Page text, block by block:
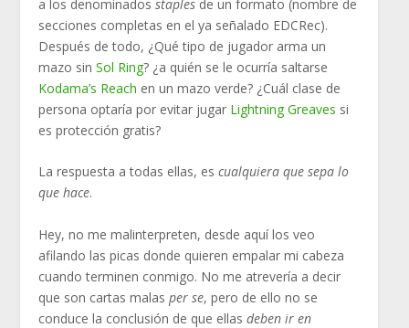
a los denominadosstaples de un formato (nombre de
secciones completas en el ya señalado EDCRec).
Después de todo, ¿Qué tipo de jugador arma un
mazo sinSol Ring? ¿a quién se le ocurría saltarse
Kodama’s Reach en un mazo verde? ¿Cuál clase de
persona optaría por evitar jugar Lightning Greaves si
es protección gratis?
La respuesta a todas ellas, escualquiera que sepa lo
que hace.
Hey, no me malinterpreten, desde aquí los veo
afilando las picas donde quieren empalar mi cabeza
cuando terminen conmigo. No me atrevería a decir
que son cartas malasper se, pero de ello no se
conduce la conclusión de que ellasdeben ir en